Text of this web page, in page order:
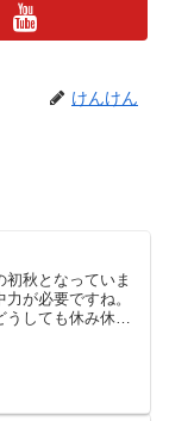
けんけん
初秋となっていま
が必要ですね。
しても休み休み